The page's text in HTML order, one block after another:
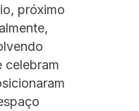
próximo
celebram